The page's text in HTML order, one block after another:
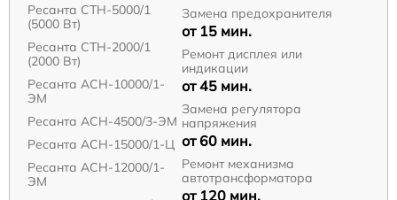
Ресанта СТН-5000/1
(5000 Вт)
Ресанта СТН-2000/1
(2000 Вт)
Ресанта АСН-10000/1-
ЭМ
Ресанта АСН-4500/3-ЭМ
Ресанта АСН-15000/1-Ц
Ресанта АСН-12000/1-
ЭМ
Замена предохранителя
от 15 мин.
Ремонт дисплея или
индикации
от 45 мин.
Замена регулятора
напряжения
от 60 мин.
Ремонт механизма
автотрансформатора
от 120 мин.